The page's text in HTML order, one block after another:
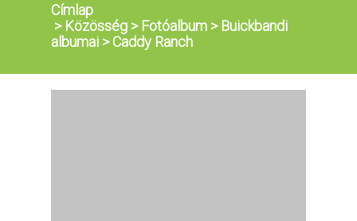
Címlap
> Közösség > Fotóalbum > Buickbandi
albumai >Caddy Ranch